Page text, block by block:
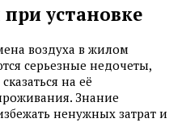
установке
воздуха в жилом
серьезные недочеты,
на её
Знание
ненужных затрат и